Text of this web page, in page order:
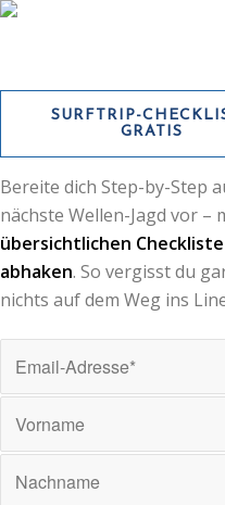
SURFTRIP-
GRATIS
Bereite dich Step-by-Step
nächste Wellen-Jagd vor –
übersichtlichen
abhaken. So vergisst du
nichts auf dem Weg ins